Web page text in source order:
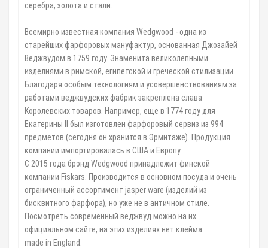
серебра, золота и стали.
Всемирно известная компания Wedgwood - одна из
старейших фарфоровых мануфактур, основанная Джозайей
Веджвудом в 1759 году. Знаменита великолепными
изделиями в римской, египетской и греческой стилизации.
Благодаря особым технологиям и усовершенствованиям за
работами веджвудских фабрик закреплена слава
Королевских товаров. Например, еще в 1774 году для
Екатерины II был изготовлен фарфоровый сервиз из 994
предметов (сегодня он хранится в Эрмитаже). Продукция
компании импортировалась в США и Европу.
С 2015 года брэнд Wedgwood принадлежит финской
компании Fiskars. Производится в основном посуда и очень
ограниченный ассортимент jasper ware (изделий из
бисквитного фарфора), но уже не в античном стиле.
Посмотреть современный веджвуд можно на их
официальном сайте, на этих изделиях нет клейма
made in England.